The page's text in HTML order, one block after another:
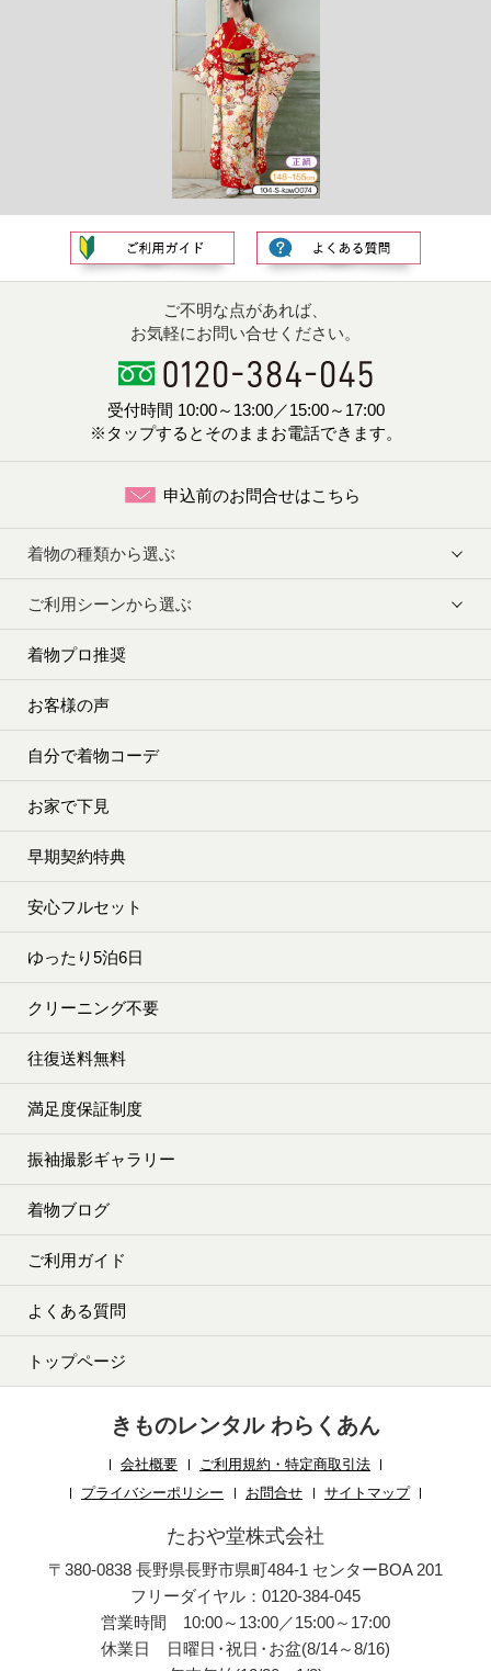
ご不明な点があれば、
お気軽にお問い合せください。
受付時間 10:00～13:00／15:00～17:00
※タップするとそのままお電話できます。
申込前のお問合せはこちら
着物の種類から選ぶ
ご利用シーンから選ぶ
着物プロ推奨
お客様の声
自分で着物コーデ
お家で下見
早期契約特典
安心フルセット
ゆったり5泊6日
クリーニング不要
往復送料無料
満足度保証制度
振袖撮影ギャラリー
着物ブログ
ご利用ガイド
よくある質問
トップページ
きものレンタル わらくあん
会社概要
ご利用規約・特定商取引法
プライバシーポリシー
お問合せ サイトマップ
たおや堂株式会社
〒380-0838 長野県長野市県町484-1 センターBOA 201
フリーダイヤル：0120-384-045
営業時間 10:00～13:00／15:00～17:00
休業日 日曜日 ・祝日 ・お盆(8/14～8/16)